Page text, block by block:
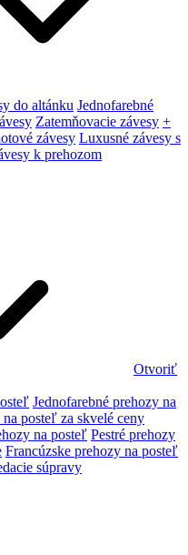
do altánku Jednofarebné
Zatemňovacie závesy +
závesy Luxusné závesy s
k prehozom
Otvoriť
Jednofarebné prehozy na
posteľ za skvelé ceny
na posteľ Pestré prehozy
Francúzske prehozy na posteľ
súpravy